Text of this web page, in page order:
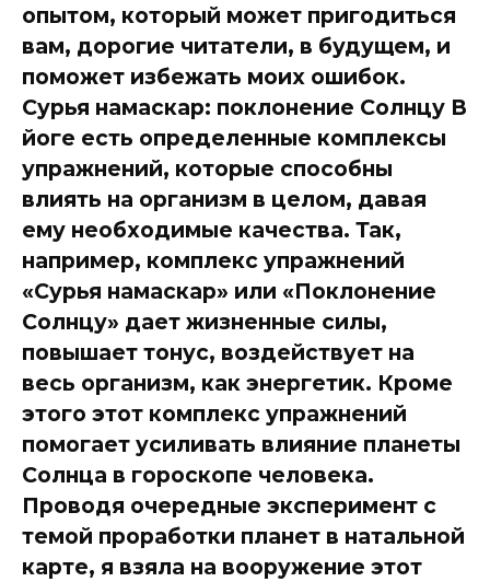
опытом, который может пригодиться
вам, дорогие читатели, в будущем, и
поможет избежать моих ошибок.
Сурья намаскар: поклонение Солнцу В
йоге есть определенные комплексы
упражнений, которые способны
влиять на организм в целом, давая
ему необходимые качества. Так,
например, комплекс упражнений
«Сурья намаскар» или «Поклонение
Солнцу» дает жизненные силы,
повышает тонус, воздействует на
весь организм, как энергетик. Кроме
этого этот комплекс упражнений
помогает усиливать влияние планеты
Солнца в гороскопе человека.
Проводя очередные эксперимент с
темой проработки планет в натальной
карте, я взяла на вооружение этот